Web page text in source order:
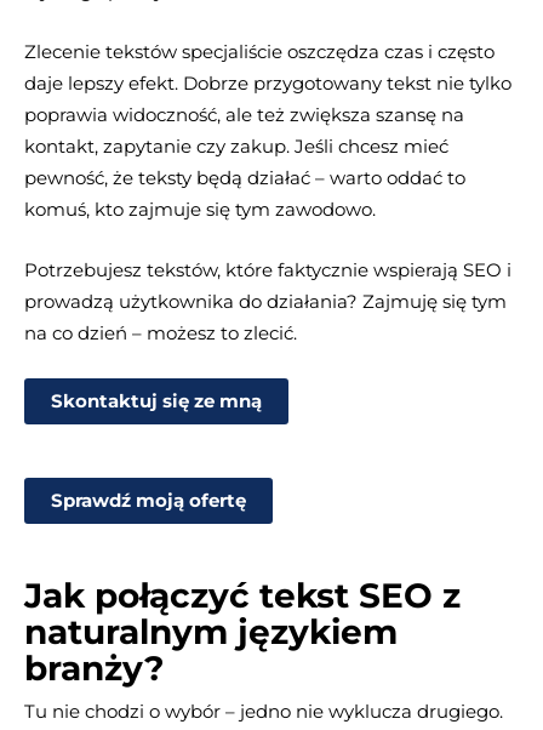
Zlecenie tekstów specjaliście oszczędza czas i często
daje lepszy efekt. Dobrze przygotowany tekst nie tylko
poprawia widoczność, ale też zwiększa szansę na
kontakt, zapytanie czy zakup. Jeśli chcesz mieć
pewność, że teksty będą działać – warto oddać to
komuś, kto zajmuje się tym zawodowo.
Potrzebujesz tekstów, które faktycznie wspierają SEO i
prowadzą użytkownika do działania? Zajmuję się tym
na co dzień – możesz to zlecić.
Skontaktuj się ze mną
Sprawdź moją ofertę
Jak połączyć tekst SEO z
naturalnym językiem
branży?
Tu nie chodzi o wybór – jedno nie wyklucza drugiego.